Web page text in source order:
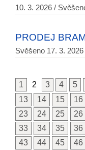
10. 3. 2026 /
PRODEJ
Svěšeno 17. 3. 2026
1 2 3 4 5
13
14 15 16
23
24 25 26
33
34 35 36
43
44 45 46